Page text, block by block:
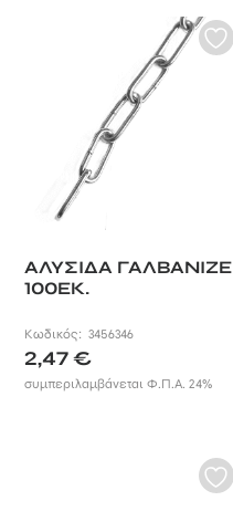
ΑΛΥΣΙΔΑ ΓΑΛΒΑΝΙΖΕ
100ΕΚ.
Κωδικός:3456346
2,47€
συμπεριλαμβάνεται Φ.Π.Α. 24%